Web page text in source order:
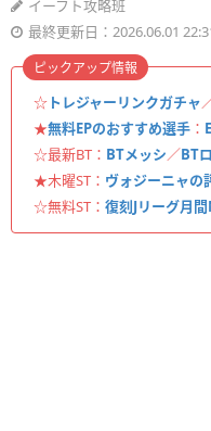
イーフト攻略班
最終更新日：2026.06.01
☆ トレジャーリンクガチャ
★無料EPのおすすめ選手 ：
☆最新BT： BTメッシ／BT
★木曜ST： ヴォジーニャの
☆無料ST： 復刻Jリーグ月
ピックアップ情報